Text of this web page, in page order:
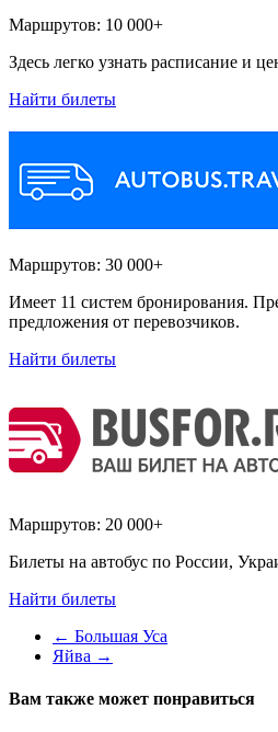
Маршрутов: 10 000+
Здесь легко узнать расписание и
Найти билеты
Маршрутов: 30 000+
Имеет 11 систем бронирования.
предложения от перевозчиков.
Найти билеты
Маршрутов: 20 000+
Билеты на автобус по России,
Найти билеты
← Большая Уса
Яйва →
Вам также может понравиться